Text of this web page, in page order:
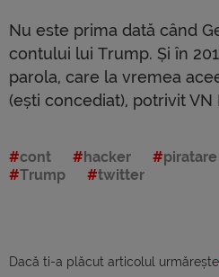
Nu este prima dată când
contului lui Trump. Și în
parola, care la vremea
(ești concediat), potrivit VN
cont hacker piratare
Trump
twitter
Dacă ti-a plăcut articolul urmărește